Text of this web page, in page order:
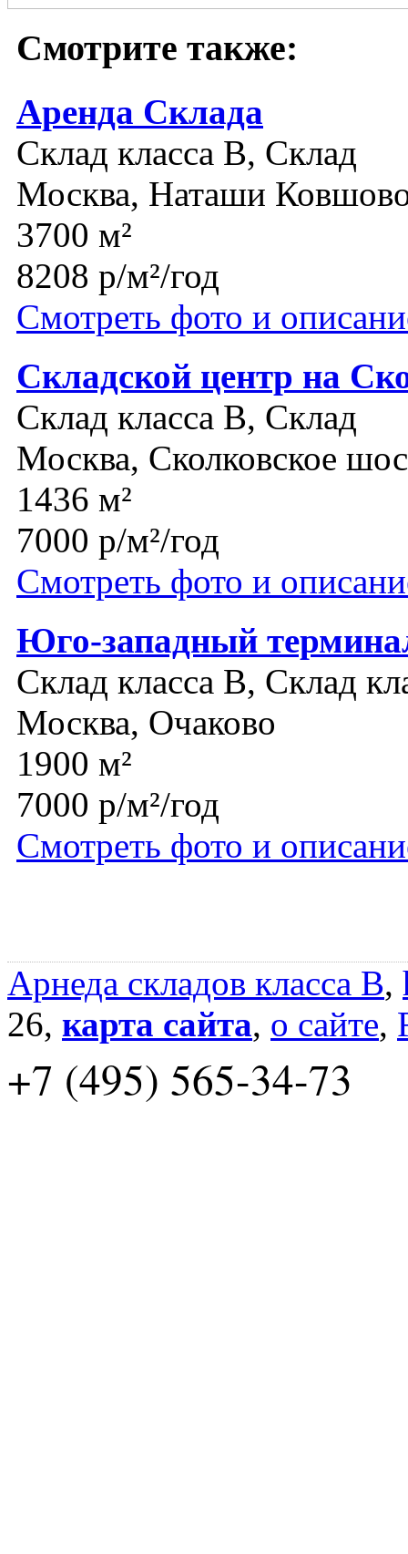
Смотрите также:
Аренда Склада
Склад класса B, Склад
Москва, Наташи
3700 м²
8208 р/м²/год
Смотреть фото и
Складской центр на
Склад класса B, Склад
Москва, Сколковское
1436 м²
7000 р/м²/год
Смотреть фото и
Юго-западный
Склад класса B, Склад
Москва, Очаково
1900 м²
7000 р/м²/год
Смотреть фото и
Арнеда складов класса B,
26, карта сайта, о сайте,
+7 (495) 565-34-73